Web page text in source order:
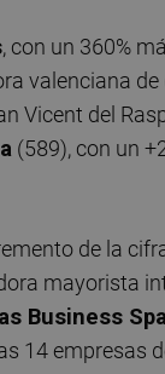
, con un 360%
valenciana de
Vicent del
(589), con un
de la
mayorista
Business
14 empresas